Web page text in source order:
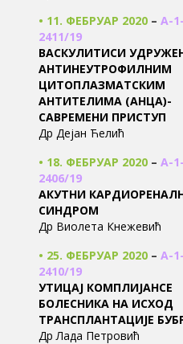
• 11. ФЕБРУАР 2020 – А-1-
2411/19
ВАСКУЛИТИСИ
АНТИНЕУТРОФИЛНИМ
ЦИТОПЛАЗМАТСКИМ
АНТИТЕЛИМА (АНЦА)-
САВРЕМЕНИ ПРИСТУП
Др Дејан Ћелић
• 18. ФЕБРУАР 2020 – А-1-
2406/19
АКУТНИ
СИНДРОМ
Др Виолета Кнежевић
• 25. ФЕБРУАР 2020 – А-1-
2410/19
УТИЦАЈ КОМПЛИЈАНСЕ
БОЛЕСНИКА НА ИСХОД
ТРАНСПЛАНТАЦИЈЕ
Др Лада Петровић